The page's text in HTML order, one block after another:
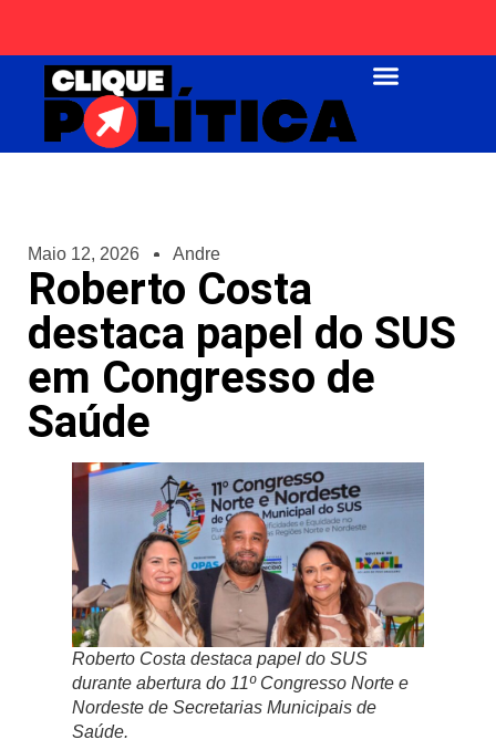
Maio 12, 2026 Andre
Roberto Costa
destaca papel do SUS
em Congresso de
Saúde
Roberto Costa destaca papel do SUS
durante abertura do 11º Congresso Norte e
Nordeste de Secretarias Municipais de
Saúde.